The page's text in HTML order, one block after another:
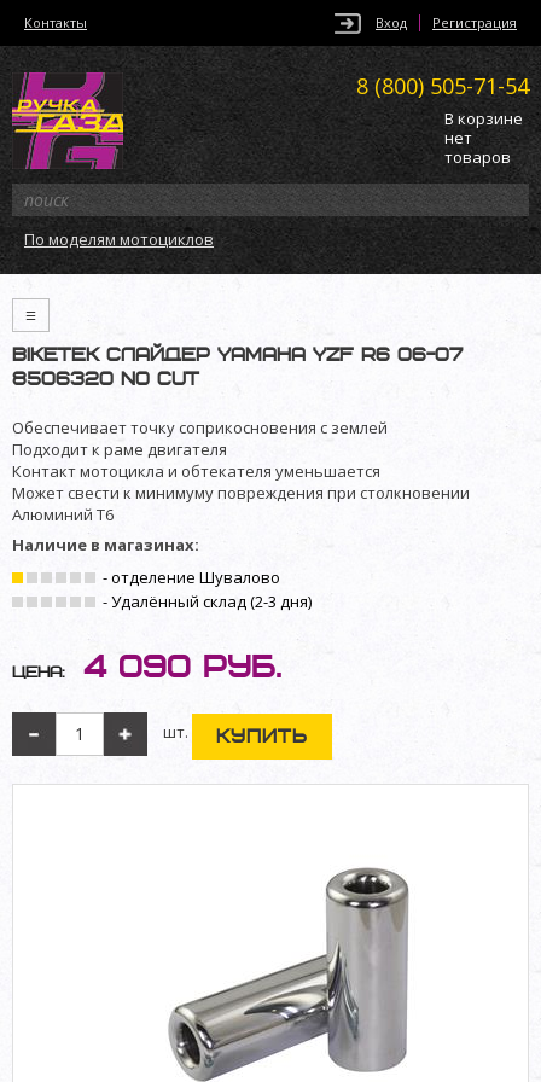
Вход Регистрация
Контакты
8 (800) 505-71-54
В корзине
нет
товаров
По моделям мотоциклов
≡
BikeTek слайдер Yamaha YZF R6 06-07
8506320 no cut
Обеспечивает точку соприкосновения с землей
Подходит к раме двигателя
Контакт мотоцикла и обтекателя уменьшается
Может свести к минимуму повреждения при столкновении
Алюминий T6
Наличие в магазинах:
- отделение Шувалово
- Удалённый склад (2-3 дня)
Цена: 4 090 руб.
шт.